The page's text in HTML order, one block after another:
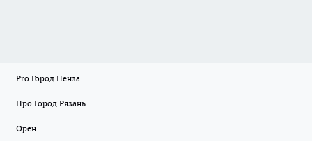
Pro Город Пенза
Про Город Рязань
Орен